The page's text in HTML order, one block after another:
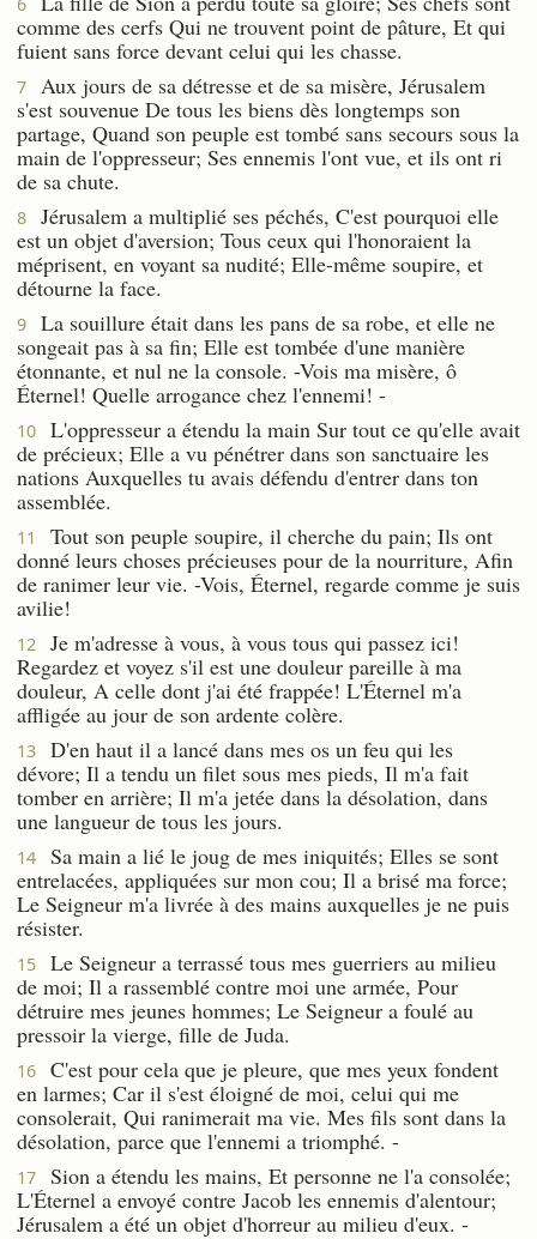
comme des cerfs Qui ne trouvent point de pâture, Et qui
fuient sans force devant celui qui les chasse.
7
Aux jours de sa détresse et de sa misère, Jérusalem
s'est souvenue De tous les biens dès longtemps son
partage, Quand son peuple est tombé sans secours sous la
main de l'oppresseur; Ses ennemis l'ont vue, et ils ont ri
de sa chute.
8
Jérusalem a multiplié ses péchés, C'est pourquoi elle
est un objet d'aversion; Tous ceux qui l'honoraient la
méprisent, en voyant sa nudité; Elle-même soupire, et
détourne la face.
9
La souillure était dans les pans de sa robe, et elle ne
songeait pas à sa fin; Elle est tombée d'une manière
étonnante, et nul ne la console. -Vois ma misère, ô
Éternel! Quelle arrogance chez l'ennemi! -
10
L'oppresseur a étendu la main Sur tout ce qu'elle avait
de précieux; Elle a vu pénétrer dans son sanctuaire les
nations Auxquelles tu avais défendu d'entrer dans ton
assemblée.
11
Tout son peuple soupire, il cherche du pain; Ils ont
donné leurs choses précieuses pour de la nourriture, Afin
de ranimer leur vie. -Vois, Éternel, regarde comme je suis
avilie!
12
Je m'adresse à vous, à vous tous qui passez ici!
Regardez et voyez s'il est une douleur pareille à ma
douleur, A celle dont j'ai été frappée! L'Éternel m'a
affligée au jour de son ardente colère.
13
D'en haut il a lancé dans mes os un feu qui les
dévore; Il a tendu un filet sous mes pieds, Il m'a fait
tomber en arrière; Il m'a jetée dans la désolation, dans
une langueur de tous les jours.
14
Sa main a lié le joug de mes iniquités; Elles se sont
entrelacées, appliquées sur mon cou; Il a brisé ma force;
Le Seigneur m'a livrée à des mains auxquelles je ne puis
résister.
15
Le Seigneur a terrassé tous mes guerriers au milieu
de moi; Il a rassemblé contre moi une armée, Pour
détruire mes jeunes hommes; Le Seigneur a foulé au
pressoir la vierge, fille de Juda.
16
C'est pour cela que je pleure, que mes yeux fondent
en larmes; Car il s'est éloigné de moi, celui qui me
consolerait, Qui ranimerait ma vie. Mes fils sont dans la
désolation, parce que l'ennemi a triomphé. -
17
Sion a étendu les mains, Et personne ne l'a consolée;
L'Éternel a envoyé contre Jacob les ennemis d'alentour;
Jérusalem a été un objet d'horreur au milieu d'eux. -